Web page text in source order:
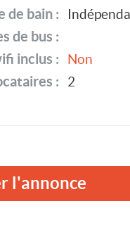
de bain :
de bus :
inclus :
Non
: 2
l'annonce